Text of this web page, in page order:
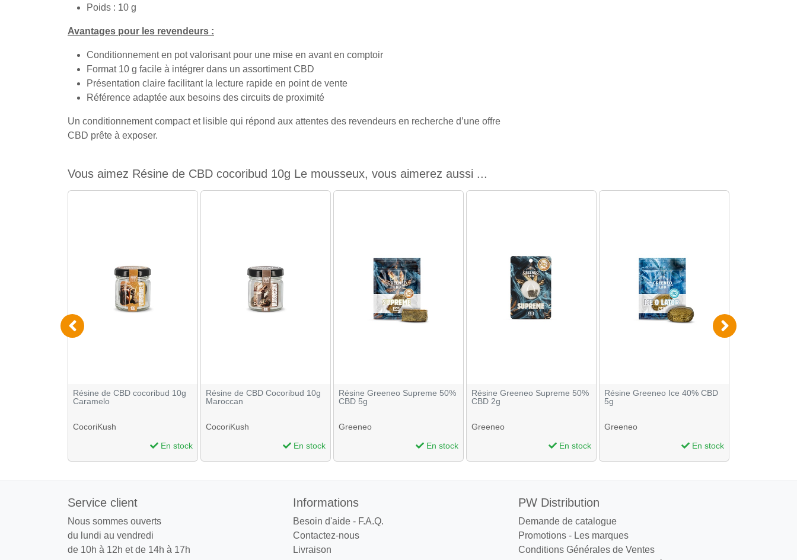
Poids : 10 g
Avantages pour les revendeurs :
Conditionnement en pot valorisant pour une mise en avant en comptoir
Format 10 g facile à intégrer dans un assortiment CBD
Présentation claire facilitant la lecture rapide en point de vente
Référence adaptée aux besoins des circuits de proximité
Un conditionnement compact et lisible qui répond aux attentes des revendeurs en recherche d’une offre
CBD prête à exposer.
Vous aimez Résine de CBD cocoribud 10g Le mousseux, vous aimerez aussi ...
Résine de CBD cocoribud 10g
Caramelo
CocoriKush
En stock
Résine de CBD Cocoribud 10g
Maroccan
CocoriKush
En stock
Résine Greeneo Supreme 50%
CBD 5g
Greeneo
En stock
Résine Greeneo Supreme 50%
CBD 2g
Greeneo
En stock
Résine Greeneo Ice 40% CBD
5g
Greeneo
En stock
Service client
Nous sommes ouverts
du lundi au vendredi
de 10h à 12h et de 14h à 17h
Informations
Besoin d'aide - F.A.Q.
Contactez-nous
Livraison
PW Distribution
Demande de catalogue
Promotions - Les marques
Conditions Générales de Ventes